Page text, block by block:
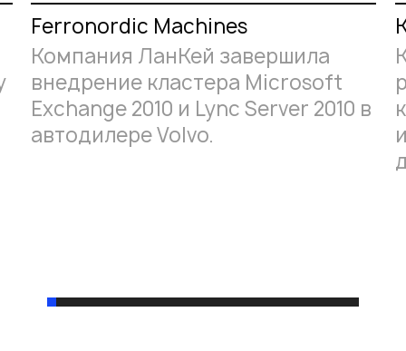
Ferronordic Machines
Компания ЛанКей завершила
внедрение кластера Microsoft
Exchange 2010 и Lync Server 2010 в
автодилере Volvo.